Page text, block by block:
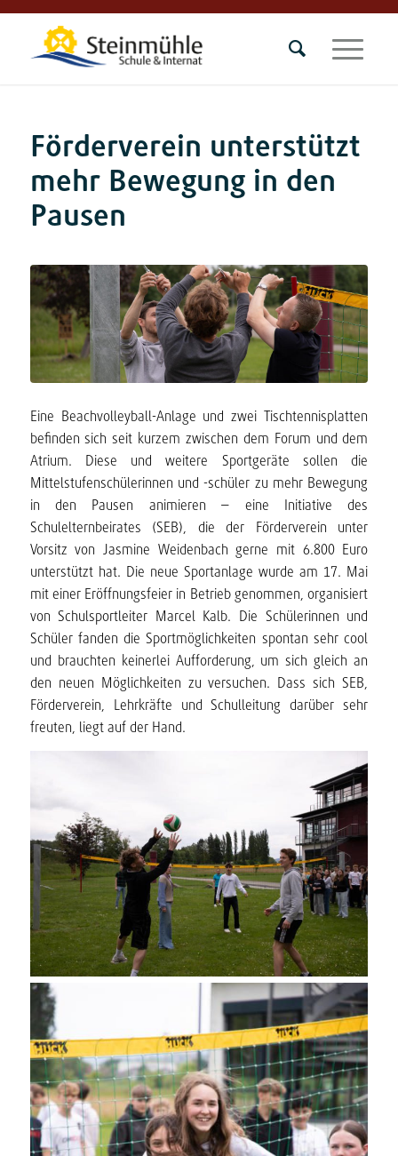
Förderverein unterstützt
mehr Bewegung in den
Pausen
Eine Beachvolleyball-Anlage und zwei Tischtennisplatten
befinden sich seit kurzem zwischen dem Forum und dem
Atrium. Diese und weitere Sportgeräte sollen die
Mittelstufenschülerinnen und -schüler zu mehr Bewegung
in den Pausen animieren – eine Initiative des
Schulelternbeirates (SEB), die der Förderverein unter
Vorsitz von Jasmine Weidenbach gerne mit 6.800 Euro
unterstützt hat. Die neue Sportanlage wurde am 17. Mai
mit einer Eröffnungsfeier in Betrieb genommen, organisiert
von Schulsportleiter Marcel Kalb. Die Schülerinnen und
Schüler fanden die Sportmöglichkeiten spontan sehr cool
und brauchten keinerlei Aufforderung, um sich gleich an
den neuen Möglichkeiten zu versuchen. Dass sich SEB,
Förderverein, Lehrkräfte und Schulleitung darüber sehr
freuten, liegt auf der Hand.